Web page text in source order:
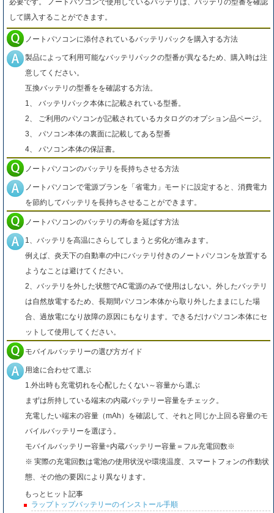
必要です。 ノートパソコンで使用しているバッテリは、バッテリの型番を確認
して購入することができます。
ノートパソコンに添付されているバッテリパックを購入する方法
製品によって利用可能なバッテリパックの型番が異なるため、購入時は注
意してください。
互換バッテリの型番をを確認する方法。
1、 バッテリパック本体に記載されている型番。
2、 ご利用のパソコンが記載されているカタログのオプション品ページ。
3、 パソコン本体の裏面に記載してある型番
4、 パソコン本体の保証書。
ノートパソコンのバッテリを長持ちさせる方法
ノートパソコンで電源プランを「省電力」モードに設定すると、消費電力
を節約してバッテリを長持ちさせることができます。
ノートパソコンのバッテリの寿命を延ばす方法
1、バッテリを高温にさらしてしまうと劣化が進みます。
例えば、炎天下の自動車の中にバッテリ付きのノートパソコンを放置する
ようなことは避けてください。
2、バッテリを外した状態でAC電源のみで使用はしない。外したバッテリ
は自然放電するため、長期間パソコン本体から取り外したままにした場
合、過放電になり故障の原因にもなります。できるだけパソコン本体にセ
ットして使用してください。
モバイルバッテリーの選び方ガイド
用途に合わせて選ぶ
1.外出時も充電切れを心配したくない～容量から選ぶ
まずは所持している端末の内蔵バッテリー容量をチェック。
充電したい端末の容量（mAh）を確認して、それと同じか上回る容量のモ
バイルバッテリーを選ぼう。
モバイルバッテリー容量÷内蔵バッテリー容量＝フル充電回数※
※ 実際の充電回数は電池の使用状況や環境温度、スマートフォンの作動状
態、その他の要因により異なります。
もっとヒット記事
ラップトップバッテリーのインストール手順